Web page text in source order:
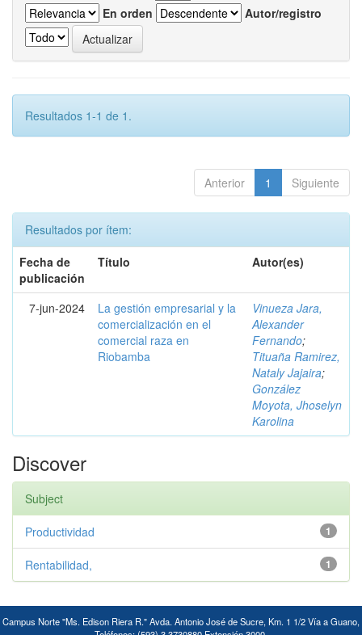
En orden
Autor/registro
Resultados 1-1 de 1.
Anterior 1 Siguiente
Resultados por ítem:
Fecha de
publicación
Título Autor(es)
7-jun-2024
La gestión empresarial y la
comercialización en el
comercial raza en
Riobamba
Vinueza Jara,
Alexander
Fernando;
Tituaña Ramirez,
Nataly Jajaira;
González
Moyota, Jhoselyn
Karolina
Discover
Subject
1
Productividad
1
Rentabilidad,
Campus Norte "Ms. Edison Riera R." Avda. Antonio José de Sucre, Km. 1 1/2 Vía a Guano,